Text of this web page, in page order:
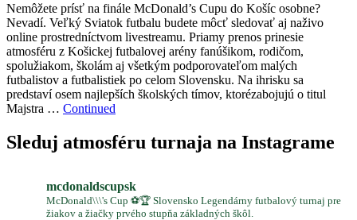
Nemôžete prísť na finále McDonald’s Cupu do Košíc osobne?
Nevadí. Veľký Sviatok futbalu budete môcť sledovať aj naživo
online prostredníctvom livestreamu. Priamy prenos prinesie
atmosféru z Košickej futbalovej arény fanúšikom, rodičom,
spolužiakom, školám aj všetkým podporovateľom malých
futbalistov a futbalistiek po celom Slovensku. Na ihrisku sa
predstaví osem najlepších školských tímov, ktorézabojujú o titul
Majstra … Continued
Sleduj atmosféru turnaja na Instagrame
mcdonaldscupsk
McDonald\\\'s Cup ⚽️🏆 Slovensko Legendárny futbalový turnaj pre
žiakov a žiačky prvého stupňa základných škôl.